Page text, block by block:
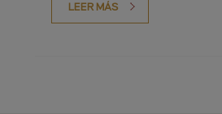
LEER MÁS